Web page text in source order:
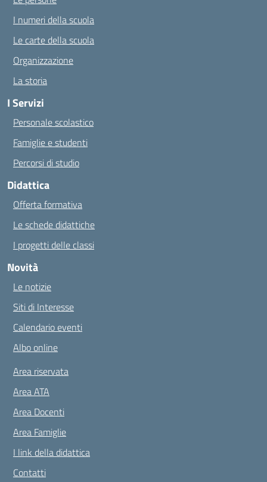
I numeri della scuola
Le carte della scuola
Organizzazione
La storia
I Servizi
Personale scolastico
Famiglie e studenti
Percorsi di studio
Didattica
Offerta formativa
Le schede didattiche
I progetti delle classi
Novità
Le notizie
Siti di Interesse
Calendario eventi
Albo online
Area riservata
Area ATA
Area Docenti
Area Famiglie
I link della didattica
Contatti